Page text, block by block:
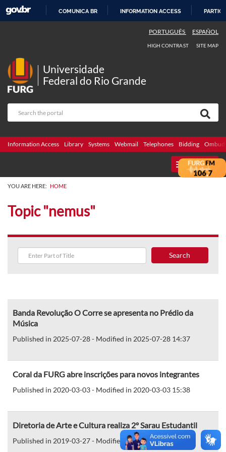
COMUNICA BR INFORMATION ACCESS
PORTUGUÊS ESPAÑOL
HIGH CONTRAST SITE MAP
Universidade
Federal do Rio Grande
Information Access Library Systems Webmail Telephones Bidding
MENU
YOU ARE HERE: HOME
Topic "nemus"
Search
Banda Revolução O Corre se apresenta no Prédio da
Música
Published in 2025-07-28 - Modified in 2025-07-28 14:37
Coral da FURG abre inscrições para novos integrantes
Published in 2020-03-03 - Modified in 2020-03-03 15:38
Diretoria de Arte e Cultura realiza 2º Sarau Estudantil
Published in 2019-03-27 - Modified in 2019-03-28 13:43